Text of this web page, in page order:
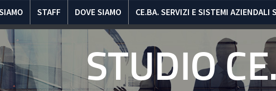
STAFF DOVE SIAMO CE.BA. SERVIZI E SISTEMI AZIENDALI
STUDIO